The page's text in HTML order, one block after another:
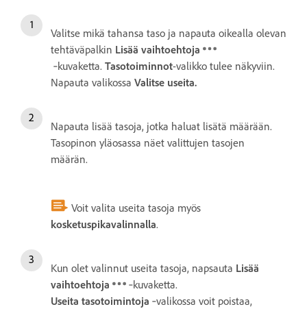
Valitse mikä tahansa taso ja napauta oikealla olevan
tehtäväpalkin Lisää vaihtoehtoja
‑kuvaketta. Tasotoiminnot-valikko tulee näkyviin.
Napauta valikossa Valitse useita.
Napauta lisää tasoja, jotka haluat lisätä määrään.
Tasopinon yläosassa näet valittujen tasojen
määrän.
Voit valita useita tasoja myös
kosketuspikavalinnalla.
Kun olet valinnut useita tasoja, napsauta Lisää
vaihtoehtoja
‑kuvaketta.
Useita tasotoimintoja ‑valikossa voit poistaa,